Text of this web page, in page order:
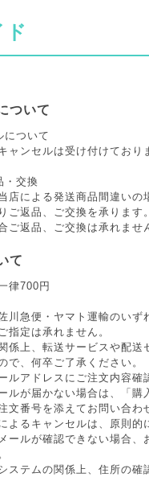
ド
ついて
について
ャンセルは受け付けており
・交換
店による発送商品間違い
ご返品、ご交換を承ります。
ご返品、ご交換は承れませ
て
律700円
川急便・ヤマト運輸のいず
指定は承れません。
係上、転送サービスや配
で、何卒ご了承ください。
ルアドレスにご注文内容確
ルが届かない場合は、「購
文番号を添えてお問い合わ
よるキャンセルは、原則的
ールが確認できない場合
ステムの関係上、住所の確